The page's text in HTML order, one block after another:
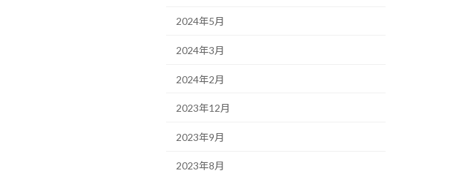
2024年5月
2024年3月
2024年2月
2023年12月
2023年9月
2023年8月